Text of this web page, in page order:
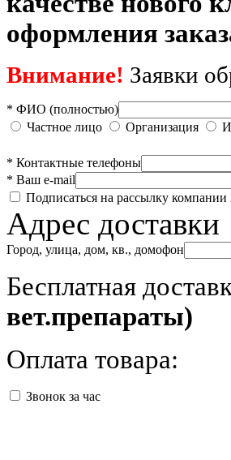
оформления
Внимание! Заявки
* ФИО (полностью)
Частное лицо
Организация
* Контактные телефоны
* Ваш е-mail
Подписаться на рассылку
Адрес доставки
Город, улица, дом, кв., домофон
Бесплатная
вет.препараты)
Оплата
Звонок за час